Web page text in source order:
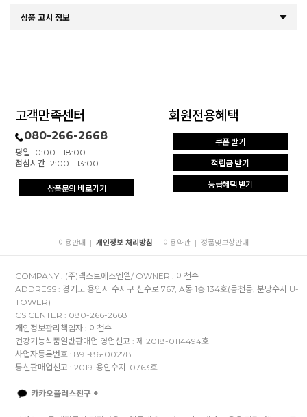
상품 고시 정보
고객만족센터
080-266-2668
평일 10:00 - 18:00
점심시간 12:00 - 13:00
상품문의 바로가기
회원전용혜택
쿠폰 받기
적립금 받기
등급혜택 받기
이용안내 | 개인정보 처리방침 | 이용약관 | 정품및보상안내
COMPANY : (주)넥스트에스엔엘/ OWNER : 이천수
ADDRESS : 경기도 용인시 수지구 신수로 767, A동 1층 134호(동천동, 분당수지 U-
TOWER)
CS CENTER : 080-266-2668
개인정보관리책임자 : 이천수
건강기능식품일반판매업 영업신고 : 제 2018-0114494호
사업자등록번호 : 891-86-00278
통신판매업신고 : 2019-용인수지-0763호
카카오플러스친구 +